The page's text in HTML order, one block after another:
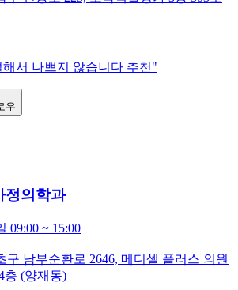
서 나쁘지 않습니다 추천 "
우
정의학과
09:00 ~ 15:00
구 남부순환로 2646, 메디셀 플러스 의원
층 (양재동)